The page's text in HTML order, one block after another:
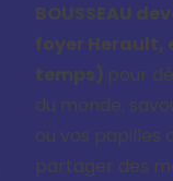
BOUSSEAU
foyer Herault,
temps) pour
du monde,
ou vos papilles
partager des